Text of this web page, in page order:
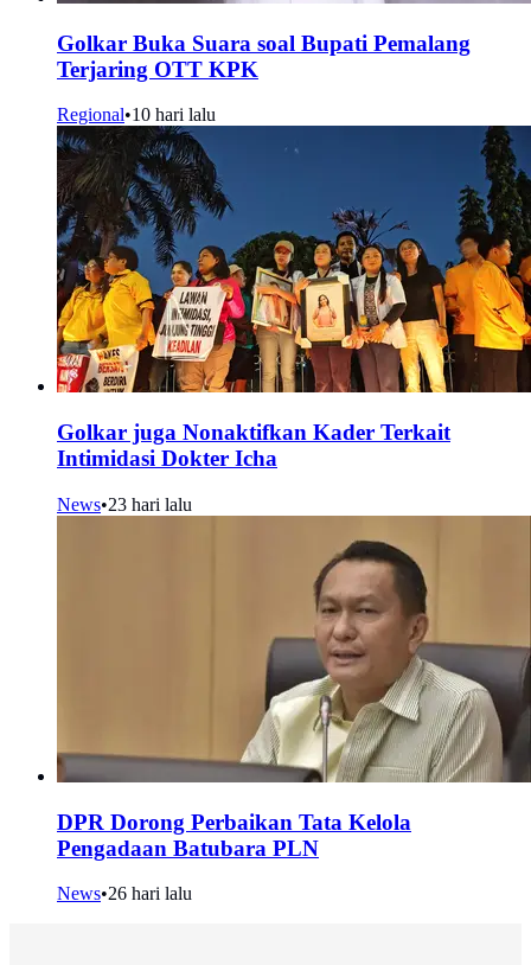
Golkar Buka Suara soal Bupati Pemalang
Terjaring OTT KPK
Regional•10 hari lalu
Golkar juga Nonaktifkan Kader Terkait
Intimidasi Dokter Icha
News•23 hari lalu
DPR Dorong Perbaikan Tata Kelola
Pengadaan Batubara PLN
News•26 hari lalu